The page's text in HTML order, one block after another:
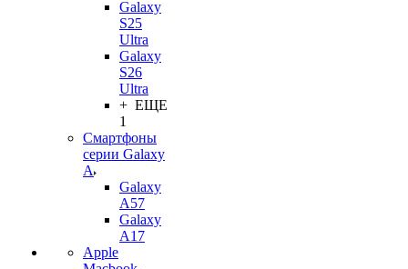
Galaxy
S25
Ultra
Galaxy
S26
Ultra
+ ЕЩЕ
1
Смартфоны
серии Galaxy
A
Galaxy
A57
Galaxy
A17
Apple